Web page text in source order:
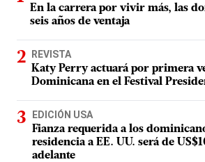
En la carrera por vivir más, las
seis años de ventaja
REVISTA
Katy Perry actuará por primera
Dominicana en el Festival
EDICIÓN USA
Fianza requerida a los
residencia a EE. UU. será de
adelante